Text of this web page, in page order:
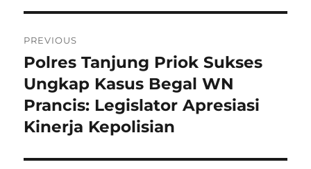
pos
PREVIOUS
Previous
post:
Polres Tanjung Priok Sukses
Ungkap Kasus Begal WN
Prancis: Legislator Apresiasi
Kinerja Kepolisian